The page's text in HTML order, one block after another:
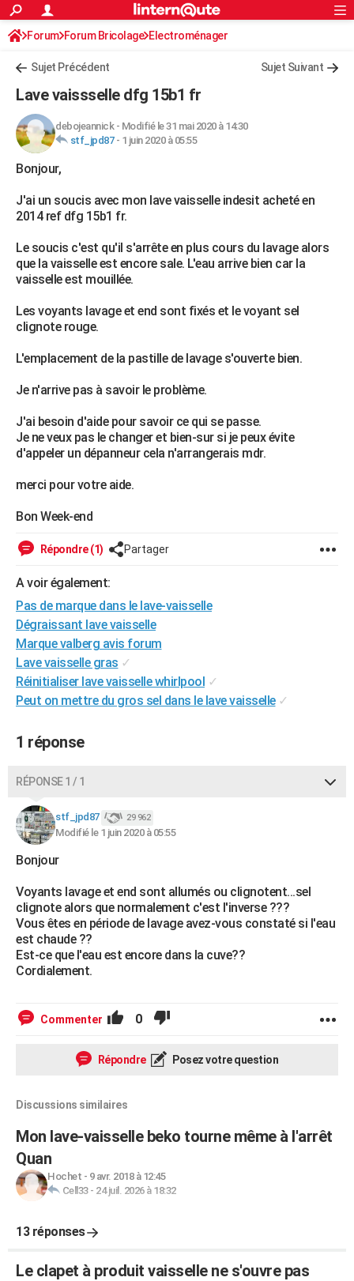
ACTUALITÉS
Politique
Société
Faits Divers
Education
Monde
Villes
+
FINANCE
Retraite
Impôts
Epargne
Immobilier
Risques naturels par ville
Banque
Assurance
Crédit
AUTO
Essais
Réserver un essai
Citadines
Berlines
SUV
Forum auto
+HIGH-TECH
Mobiles
Meilleur smartphone
Internet
Ordinateurs
Jeux vidéo
Guide high-tech
+BRICOLAGE
Forum
Aménagement intérieur
Extérieur
Cuisine
Salle de bains
Jardinage
Rangement
WEEK-END
Guides de France
Escapades
Patrimoine
Expositions
Musées
Week-end nature
LIFESTYLE
Art de vivre
Bien-être
Loisirs
ModeModes de vie
SANTE
Alimentation
Guide de la santé
Maladies
Médicaments
Sommeil
BONS PLANS
Se connecter
Primaires
Universités
Entreprises
Service militaire
Avis de recherche
FORUM
Bricolage
Lifestyle
Culture
Sport
Auto
Television
Voyage
Cinema
S'inscrire
Connexion
Forum Forum Bricolage Electroménager
Sujet Précédent Sujet Suivant
Lave vaissselle dfg 15b1 fr
debojeannick- Modifié le 31 mai 2020 à 14:30
stf_jpd87- 1 juin 2020 à 05:55
Bonjour,
J'ai un soucis avec mon lave vaisselle indesit acheté en
2014 ref dfg 15b1 fr.
Le soucis c'est qu'il s'arrête en plus cours du lavage alors
que la vaisselle est encore sale. L'eau arrive bien car la
vaisselle est mouillée.
Les voyants lavage et end sont fixés et le voyant sel
clignote rouge.
L'emplacement de la pastille de lavage s'ouverte bien.
Je n'arrive pas à savoir le problème.
J'ai besoin d'aide pour savoir ce qui se passe.
Je ne veux pas le changer et bien-sur si je peux évite
d'appeler un dépanneur cela n'arrangerais mdr.
merci pour votre aide.
Bon Week-end
Répondre (1) Partager
A voir également:
Pas de marque dans le lave-vaisselle
Dégraissant lave vaisselle
Marque valberg avis forum
Lave vaisselle gras ✓
Réinitialiser lave vaisselle whirlpool ✓
Peut on mettre du gros sel dans le lave vaisselle ✓
1 réponse
RÉPONSE 1 / 1
stf_jpd87 29 962
Modifié le 1 juin 2020 à 05:55
Bonjour
Voyants lavage et end sont allumés ou clignotent...sel
clignote alors que normalement c'est l'inverse ???
Vous êtes en période de lavage avez-vous constaté si l'eau
est chaude ??
Est-ce que l'eau est encore dans la cuve??
Cordialement.
Commenter 0
Répondre Posez votre question
Discussions similaires
Mon lave-vaisselle beko tourne même à l'arrêt
Quan
Hochet - 9 avr. 2018 à 12:45
Cell33- 24 juil. 2026 à 18:32
13 réponses
Le clapet à produit vaisselle ne s'ouvre pas